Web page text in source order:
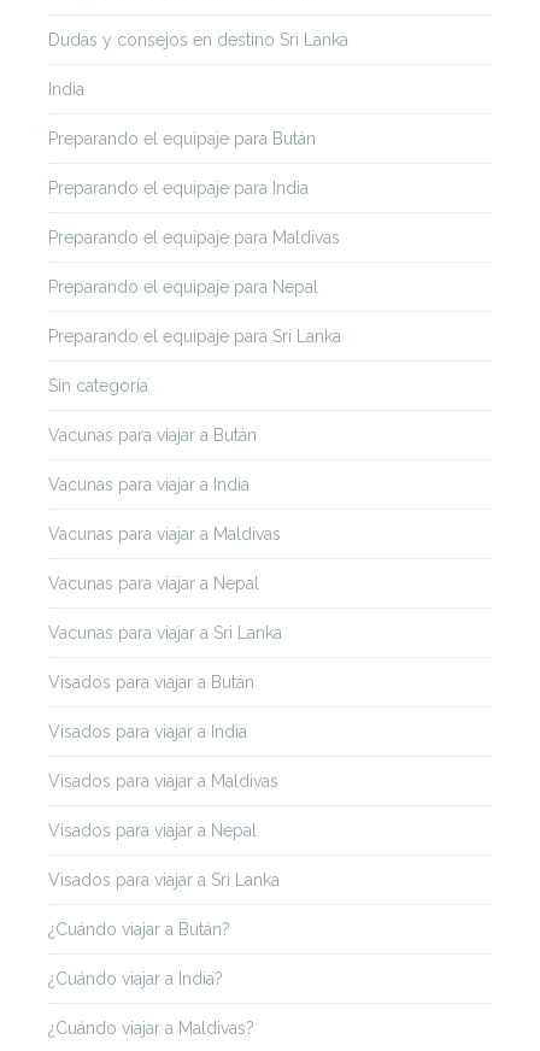
Dudas y consejos en destino Sri Lanka
India
Preparando el equipaje para Bután
Preparando el equipaje para India
Preparando el equipaje para Maldivas
Preparando el equipaje para Nepal
Preparando el equipaje para Sri Lanka
Sin categoría
Vacunas para viajar a Bután
Vacunas para viajar a India
Vacunas para viajar a Maldivas
Vacunas para viajar a Nepal
Vacunas para viajar a Sri Lanka
Visados para viajar a Bután
Visados para viajar a India
Visados para viajar a Maldivas
Visados para viajar a Nepal
Visados para viajar a Sri Lanka
¿Cuándo viajar a Bután?
¿Cuándo viajar a India?
¿Cuándo viajar a Maldivas?